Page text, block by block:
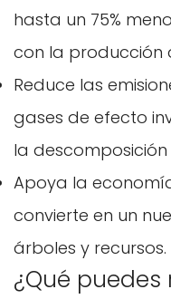
hasta un 75%
con la producción
Reduce las
gases de efecto
la
Apoya la
convierte en un
árboles y recursos.
¿Qué puedes